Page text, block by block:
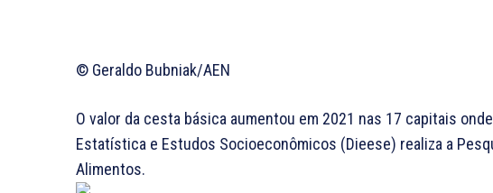
© Geraldo Bubniak/AEN
O valor da cesta básica aumentou em 2021 nas 17 capitais
Estatística e Estudos Socioeconômicos (Dieese) realiza a
Alimentos.